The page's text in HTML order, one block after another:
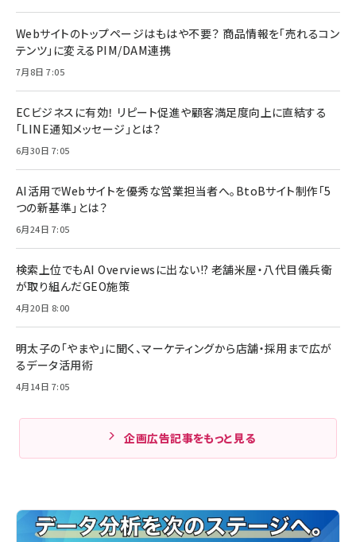
Webサイトのトップページはもはや不要？ 商品情報を「売れるコン
テンツ」に変えるPIM/DAM連携
7月8日 7:05
ECビジネスに有効！ リピート促進や顧客満足度向上に直結する
「LINE通知メッセージ」とは？
6月30日 7:05
AI活用でWebサイトを優秀な営業担当者へ。BtoBサイト制作「5
つの新基準」とは？
6月24日 7:05
検索上位でもAI Overviewsに出ない!? 老舗米屋・八代目儀兵衛
が取り組んだGEO施策
4月20日 8:00
明太子の「やまや」に聞く、マーケティングから店舗・採用まで広が
るデータ活用術
4月14日 7:05
企画広告記事をもっと見る